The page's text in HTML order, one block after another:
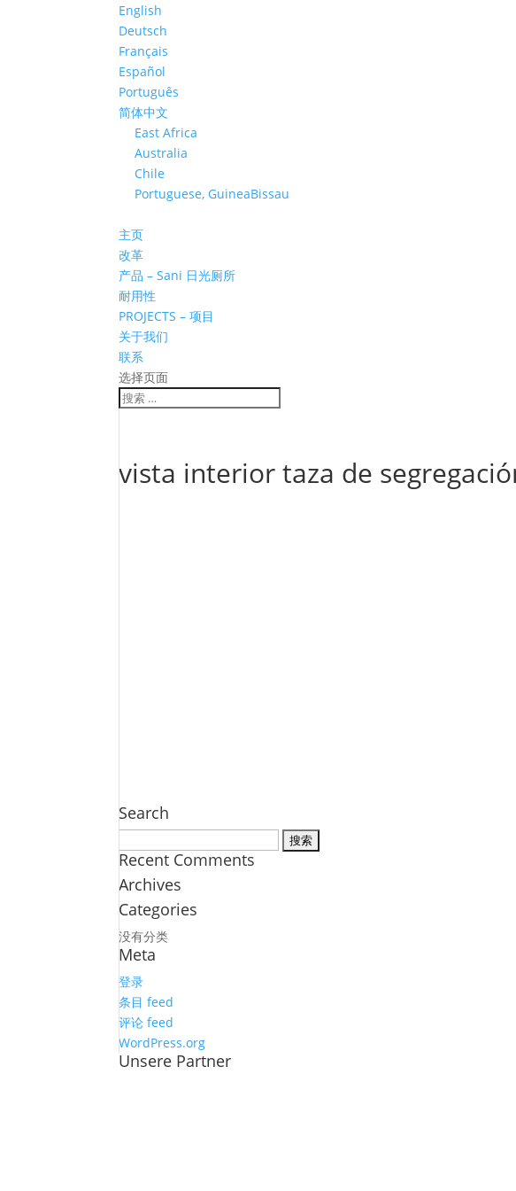
English
Deutsch
Français
Español
Português
简体中文
East Africa
Australia
Chile
Portuguese, GuineaBissau
主页
改革
产品 – Sani 日光厕所
耐用性
PROJECTS – 项目
关于我们
联系
选择页面
vista interior taza de
Search
索：
Recent Comments
Archives
Categories
没有分类
Meta
登录
条目 feed
评论 feed
WordPress.org
Unsere Partner